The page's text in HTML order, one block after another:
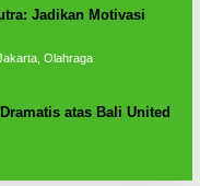
Jadikan Motivasi
Olahraga
atas Bali United